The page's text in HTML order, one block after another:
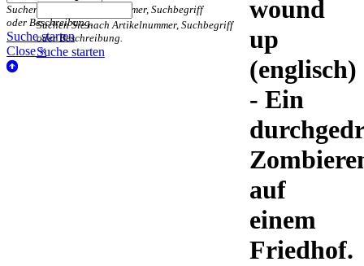
Suchen Sie nach Artikelnummer, Suchbegriff
oder Beschreibung.
Suche starten
Suchen Sie nach Artikelnummer, Suchbegriff
oder Beschreibung.
Suche starten
Close ×
wound
up
(englisch)
- Ein
auf
einem
Friedhof.